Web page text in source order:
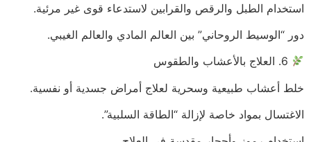
استخدام الطبل والرقص والقرابين لاستدعاء قوى غير مرئية.
دور “الوسيط الروحاني” بين العالم المادي والعالم الغيبي.
خلط أعشاب طبيعية وسحرية لعلاج أمراض جسدية أو نفسية.
الاغتسال بمواد خاصة لإزالة “الطاقة السلبية”.